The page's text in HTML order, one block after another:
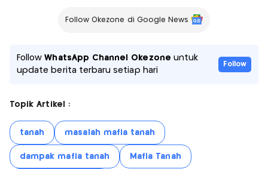
Follow Okezone di Google News
FollowWhatsApp Channel Okezone untuk
update berita terbaru setiap hari
Follow
Topik Artikel :
tanah masalah mafia tanah
dampak mafia tanah Mafia Tanah